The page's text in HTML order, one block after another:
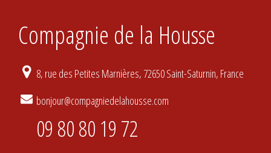
Compagnie de la Housse
8, rue des Petites Marnières, 72650 Saint-Saturnin, France
bonjour@compagniedelahousse.com
09 80 80 19 72